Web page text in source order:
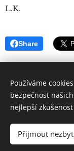
L.K.
Share
Používáme
bezpečnost
nejlepší
Přijmout